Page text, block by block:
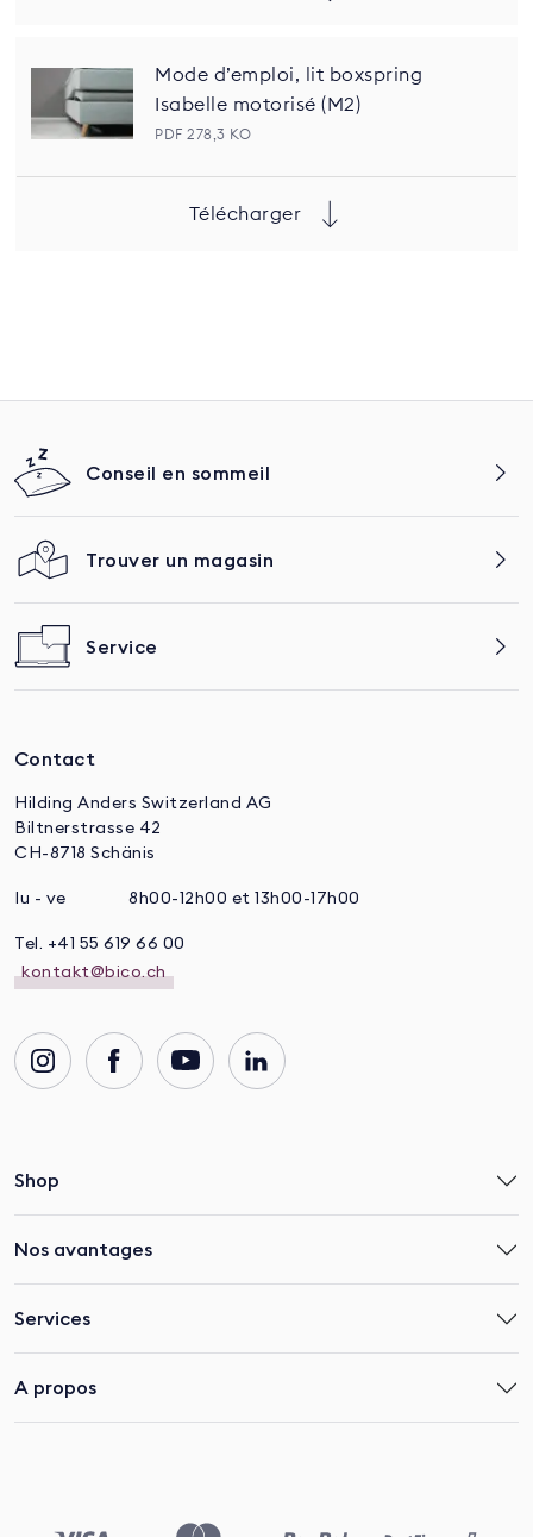
Mode d’emploi, lit boxspring
Isabelle motorisé (M2)
PDF 278,3 KO
Télécharger
Conseil en sommeil
Trouver un magasin
Service
Contact
Hilding Anders Switzerland AG
Biltnerstrasse 42
CH-8718 Schänis
lu - ve 8h00-12h00 et 13h00-17h00
Tel. +41 55 619 66 00
kontakt@bico.ch
Shop
Nos avantages
Services
A propos